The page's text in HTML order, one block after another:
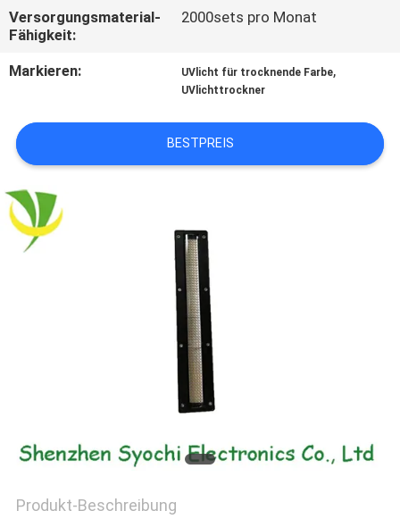
NACHRICHTEN
FORDERN
EIN
ZITAT
SITEMAP
Versorgungsmaterial-
Fähigkeit:
2000sets pro Monat
Markieren: UVlicht für trocknende Farbe,
UVlichttrockner
BESTPREIS
Produkt-Beschreibung